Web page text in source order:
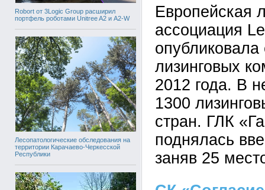
Robort от 3Logic Group расширил
портфель роботами Unitree A2 и A2-W
Лесопатологические обследования на
территории Карачаево-Черкесской
Республики
Европейская
ассоциация
опубликовала
лизинговых
2012 года. В
1300
стран. ГЛК
поднялась
заняв 25